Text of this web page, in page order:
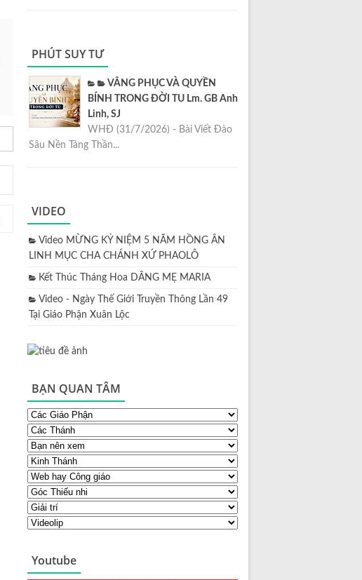
PHÚT SUY TƯ
VÂNG PHỤC VÀ QUYỀN
BÍNH TRONG ĐỜI TU Lm. GB Anh
Linh, SJ
WHĐ (31/7/2026) - Bài Viết Đào
Sâu Nền Tảng Thần...
VIDEO
Video MỪNG KỶ NIỆM 5 NĂM HỒNG ÂN
LINH MỤC CHA CHÁNH XỨ PHAOLÔ
Kết Thúc Tháng Hoa DÂNG MẸ MARIA
Video - Ngày Thế Giới Truyền Thông Lần 49
Tại Giáo Phận Xuân Lộc
BẠN QUAN TÂM
Youtube